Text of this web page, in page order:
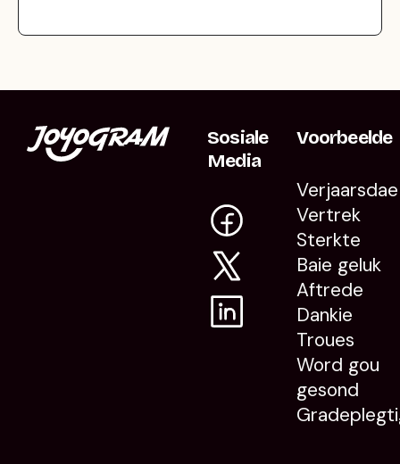
Sosiale
Media
Voorbeelde
Verjaarsdae
Vertrek
Sterkte
Baie geluk
Aftrede
Dankie
Troues
Word gou
gesond